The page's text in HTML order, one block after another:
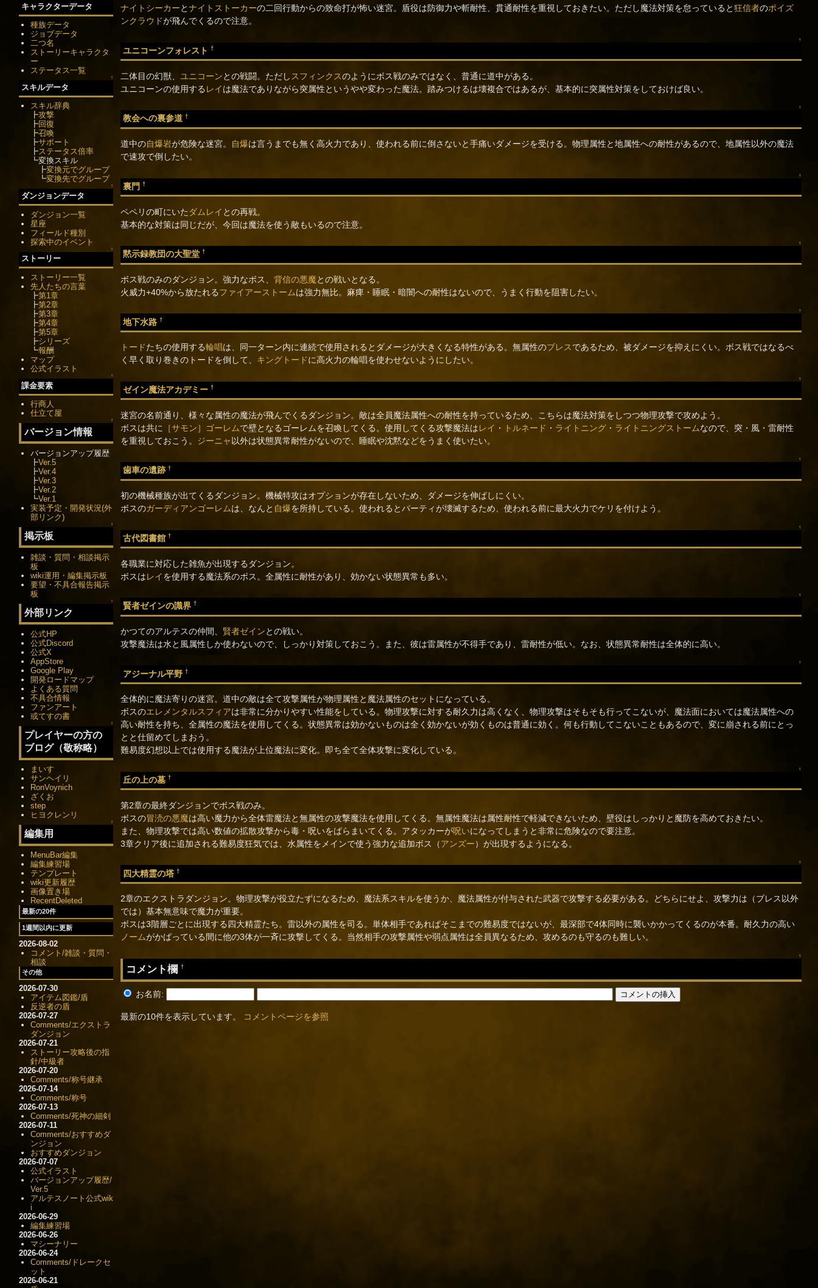
ナイトシーカーとナイトストーカーの二回行動からの致命打が怖い迷宮。盾役は防御力や斬耐性、貫通耐性を重視しておきたい。ただし魔法対策を怠っていると狂信者のポイズ
ンクラウドが飛んでくるので注意。
↑
ユニコーンフォレスト †
二体目の幻獣、 ユニコーンとの戦闘。ただし スフィンクスのようにボス戦のみではなく、普通に道中がある。
ユニコーンの使用するレイは魔法でありながら突属性というやや変わった魔法。踏みつけるは壊複合ではあるが、基本的に突属性対策をしておけば良い。
↑
教会への裏参道 †
道中の自爆岩が危険な迷宮。 自爆は言うまでも無く高火力であり、使われる前に倒さないと手痛いダメージを受ける。物理属性と地属性への耐性があるので、地属性以外の魔法
で速攻で倒したい。
↑
裏門 †
ペペリの町にいたダムレイ との再戦。
基本的な対策は同じだが、今回は魔法を使う敵もいるので注意。
↑
黙示録教団の大聖堂 †
ボス戦のみのダンジョン。強力なボス、 背信の悪魔との戦いとなる。
火威力+40%から放たれるファイアーストームは強力無比。麻痺・睡眠・暗闇への耐性はないので、うまく行動を阻害したい。
↑
地下水路 †
トードたちの使用する輪唱は、同一ターン内に連続で使用されるとダメージが大きくなる特性がある。無属性のブレスであるため、被ダメージを抑えにくい。ボス戦ではなるべ
く早く取り巻きのトードを倒して、 キングトードに高火力の輪唱を使わせないようにしたい。
↑
ゼイン魔法アカデミー †
迷宮の名前通り、様々な属性の魔法が飛んでくるダンジョン。敵は全員魔法属性への耐性を持っているため、こちらは魔法対策をしつつ物理攻撃で攻めよう。
ボスは共に ［サモン］ゴーレムで壁となるゴーレムを召喚してくる。使用してくる攻撃魔法はレイ ・ トルネード ・ ライトニング・ ライトニングストームなので、突・風・雷耐性
を重視しておこう。 ジーニャ 以外は状態異常耐性がないので、睡眠や沈黙などをうまく使いたい。
↑
歯車の遺跡 †
初の機械種族が出てくるダンジョン。機械特攻はオプションが存在しないため、ダメージを伸ばしにくい。
ボスのガーディアンゴーレムは、なんと 自爆を所持している。使われるとパーティが壊滅するため、使われる前に最大火力でケリを付けよう。
↑
古代図書館 †
各職業に対応した雑魚が出現するダンジョン。
ボスはレイを使用する魔法系のボス。全属性に耐性があり、効かない状態異常も多い。
↑
賢者ゼインの識界 †
かつてのアルテスの仲間、 賢者ゼインとの戦い。
攻撃魔法は水と風属性しか使わないので、しっかり対策しておこう。また、彼は雷属性が不得手であり、雷耐性が低い。なお、状態異常耐性は全体的に高い。
↑
アジーナル平野 †
全体的に魔法寄りの迷宮。道中の敵は全て攻撃属性が物理属性と魔法属性のセットになっている。
ボスのエレメンタルスフィアは非常に分かりやすい性能をしている。物理攻撃に対する耐久力は高くなく、物理攻撃はそもそも行ってこないが、魔法面においては魔法属性への
高い耐性を持ち、全属性の魔法を使用してくる。状態異常は効かないものは全く効かないが効くものは普通に効く。何も行動してこないこともあるので、変に崩される前にとっ
とと仕留めてしまおう。
難易度幻想以上では使用する魔法が上位魔法に変化。即ち全て全体攻撃に変化している。
↑
丘の上の墓 †
第2章の最終ダンジョンでボス戦のみ。
ボスの冒涜の悪魔は高い魔力から全体雷魔法と無属性の攻撃魔法を使用してくる。無属性魔法は属性耐性で軽減できないため、壁役はしっかりと魔防を高めておきたい。
また、物理攻撃では高い数値の拡散攻撃から毒・呪いをばらまいてくる。アタッカーが呪いになってしまうと非常に危険なので要注意。
3章クリア後に追加される難易度狂気では、水属性をメインで使う強力な追加ボス（アンズー）が出現するようになる。
↑
四大精霊の塔 †
2章のエクストラダンジョン。物理攻撃が役立たずになるため、魔法系スキルを使うか、魔法属性が付与された武器で攻撃する必要がある。どちらにせよ、攻撃力は（ブレス以外
では）基本無意味で魔力が重要。
ボスは3階層ごとに出現する四大精霊たち。雷以外の属性を司る。単体相手であればそこまでの難易度ではないが、最深部で4体同時に襲いかかってくるのが本番。耐久力の高い
ノームがかばっている間に他の3体が一斉に攻撃してくる。当然相手の攻撃属性や弱点属性は全員異なるため、攻めるのも守るのも難しい。
↑
コメント欄 †
お名前:
最新の10件を表示しています。 コメントページを参照
キャラクターデータ
種族データ
ジョブデータ
二つ名
ストーリーキャラクタ
ー
ステータス一覧
↑
スキルデータ
スキル辞典
┣攻撃
┣回復
┣召喚
┣サポート
┣ステータス倍率
┗変換スキル
┣変換元でグループ
┗変換先でグループ
↑
ダンジョンデータ
ダンジョン一覧
星座
フィールド種別
探索中のイベント
↑
ストーリー
ストーリー一覧
先人たちの言葉
┣第1章
┣第2章
┣第3章
┣第4章
┣第5章
┣シリーズ
┗報酬
マップ
公式イラスト
↑
課金要素
行商人
仕立て屋
↑
バージョン情報
バージョンアップ履歴
┣Ver.5
┣Ver.4
┣Ver.3
┣Ver.2
┗Ver.1
実装予定・開発状況(外
部リンク)
↑
掲示板
雑談・質問・相談掲示
板
wiki運用・編集掲示板
要望・不具合報告掲示
板
↑
外部リンク
公式HP
公式Discord
公式X
AppStore
Google Play
開発ロードマップ
よくある質問
不具合情報
ファンアート
或てすの書
↑
プレイヤーの方の
ブログ（敬称略）
まいす
サンヘイリ
RonVoynich
ざくお
step
ヒヨクレンリ
↑
編集用
MenuBar編集
編集練習場
テンプレート
wiki更新履歴
画像置き場
RecentDeleted
最新の20件
1週間以内に更新
2026-08-02
コメント/雑談・質問・
相談
その他
2026-07-30
アイテム図鑑/盾
反逆者の盾
2026-07-27
Comments/エクストラ
ダンジョン
2026-07-21
ストーリー攻略後の指
針/中級者
2026-07-20
Comments/称号継承
2026-07-14
Comments/称号
2026-07-13
Comments/死神の細剣
2026-07-11
Comments/おすすめダ
ンジョン
おすすめダンジョン
2026-07-07
公式イラスト
バージョンアップ履歴/
Ver.5
アルテスノート公式wik
i
2026-06-29
編集練習場
2026-06-26
マシーナリー
2026-06-24
Comments/ドレークセ
ット
2026-06-21